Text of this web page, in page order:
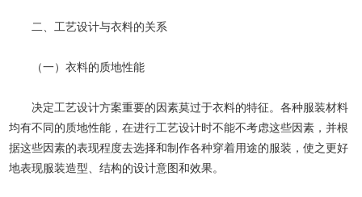
二、工艺设计与衣料的关系
（一）衣料的质地性能
决定工艺设计方案重要的因素莫过于衣料的特征。各种服装材料
均有不同的质地性能，在进行工艺设计时不能不考虑这些因素，并根
据这些因素的表现程度去选择和制作各种穿着用途的服装，使之更好
地表现服装造型、结构的设计意图和效果。